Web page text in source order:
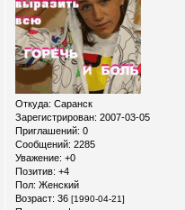
Откуда: Саранск
Зарегистрирован: 2007-03-05
Приглашений: 0
Сообщений: 2285
Уважение: +0
Позитив: +4
Пол: Женский
Возраст: 36 [1990-04-21]